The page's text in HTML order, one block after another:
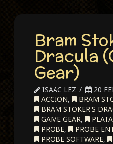
Bram
Dracula
Gear)
ISAAC LEZ
20
ACCION, BRAM
BRAM STOKER'S
GAME GEAR,
PROBE, PROBE
PROBE SOFTWARE,